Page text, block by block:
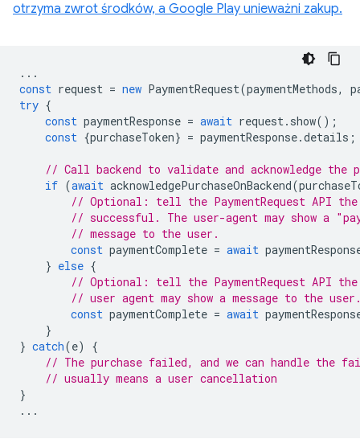
otrzyma zwrot środków, a Google Play unieważni zakup.
...
const request = new PaymentRequest(paymentMethods,
try {
const paymentResponse = await request. show();
const {purchaseToken} = paymentResponse.details ;
// Call backend to validate and acknowledge the
if (await acknowledgePurchaseOnBackend(
// Optional: tell the PaymentRequest API
// successful. The user-agent may show a
// message to the user.
const paymentComplete = await
} else {
// Optional: tell the PaymentRequest API
// user agent may show a message to the
const paymentComplete = await
}
} catch(e)
{
// The purchase failed, and we can handle the
// usually means a user cancellation
}
...